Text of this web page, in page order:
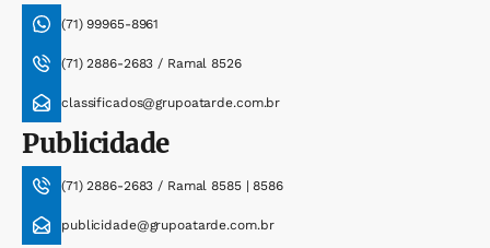
(71) 99965-8961
(71) 2886-2683 / Ramal 8526
classificados@grupoatarde.com.br
Publicidade
(71) 2886-2683 / Ramal 8585 | 8586
publicidade@grupoatarde.com.br